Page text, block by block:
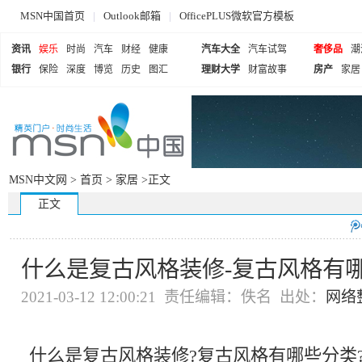
MSN中国首页 | Outlook邮箱 | OfficePLUS微软官方模板
资讯 娱乐 时尚 汽车 财经
健康
银行
保险 深度 博览 历史 图汇
汽车大全
汽车试驾
理财大学
财富故事
奢侈品
房产
家居
MSN中文网 > 首页 > 家居 >正文
正文
什么是复古风格装修-复古风格有
2021-03-12 12:00:21 责任编辑：佚名 出处： 网络
什么是复古风格装修?复古风格有哪些分类